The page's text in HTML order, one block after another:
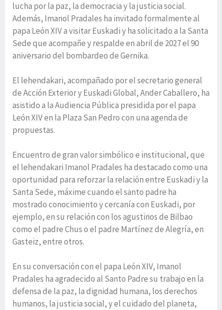
lucha por la paz, la democracia y la justicia social.
Además, Imanol Pradales ha invitado formalmente al
papa León XIV a visitar Euskadi y ha solicitado a la Santa
Sede que acompañe y respalde en abril de 2027 el 90
aniversario del bombardeo de Gernika.
El lehendakari, acompañado por el secretario general
de Acción Exterior y Euskadi Global, Ander Caballero, ha
asistido a la Audiencia Pública presidida por el papa
León XIV en la Plaza San Pedro con una agenda de
propuestas.
Encuentro de gran valor simbólico e institucional, que
el lehendakari Imanol Pradales ha destacado como una
oportunidad para reforzar la relación entre Euskadi y la
Santa Sede, máxime cuando el santo padre ha
mostrado conocimiento y cercanía con Euskadi, por
ejemplo, en su relación con los agustinos de Bilbao
como el padre Chus o el padre Martínez de Alegría, en
Gasteiz, entre otros.
En su conversación con el papa León XIV, Imanol
Pradales ha agradecido al Santo Padre su trabajo en la
defensa de la paz, la dignidad humana, los derechos
humanos, la justicia social, y el cuidado del planeta,